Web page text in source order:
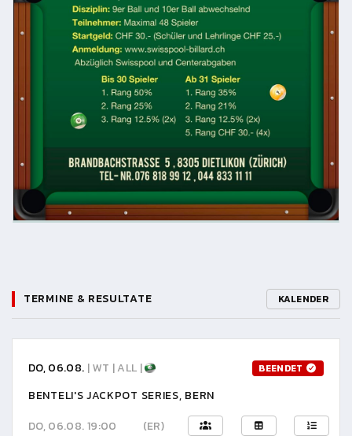
TERMINE & RESULTATE KALENDER
DO, 06.08. | WT | ALL | BEENDET
BENTELI'S JACKPOT SERIES, BERN
DO, 06.08. 19:00
(ER)